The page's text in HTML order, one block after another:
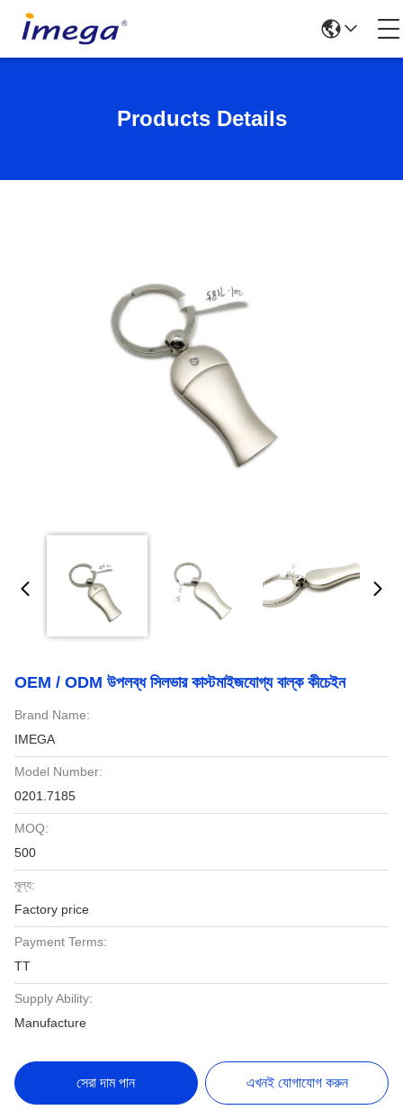
Products Details
OEM / ODM উপলব্ধ সিলভার কাস্টমাইজযোগ্য বাল্ক কীচেইন
Brand Name:
IMEGA
Model Number:
0201.7185
MOQ:
500
মূল্য:
Factory price
Payment Terms:
TT
Supply Ability:
Manufacture
সেরা দাম পান এখনই যোগাযোগ করুন